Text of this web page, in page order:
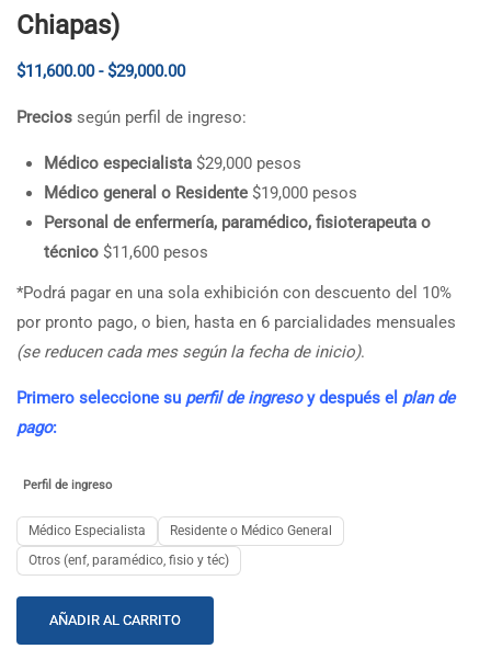
Chiapas)
$11,600.00 - $29,000.00
Precios según perfil de ingreso:
Médico especialista $29,000 pesos
Médico general o Residente $19,000 pesos
Personal de enfermería, paramédico, fisioterapeuta o
técnico $11,600 pesos
*Podrá pagar en una sola exhibición con descuento del 10%
por pronto pago, o bien, hasta en 6 parcialidades mensuales
(se reducen cada mes según la fecha de inicio).
Primero seleccione su perfil de ingresoy después el plan de
pago:
Perfil de ingreso
Médico Especialista
Residente o Médico General
Otros (enf, paramédico, fisio y téc)
AÑADIR AL CARRITO